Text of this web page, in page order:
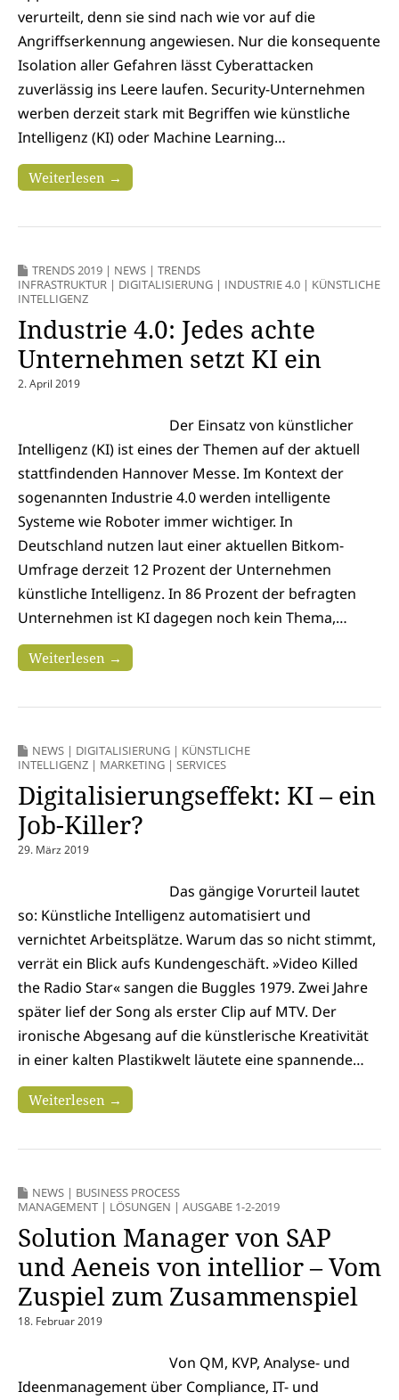
verurteilt, denn sie sind nach wie vor auf die
Angriffserkennung angewiesen. Nur die konsequente
Isolation aller Gefahren lässt Cyberattacken
zuverlässig ins Leere laufen. Security-Unternehmen
werben derzeit stark mit Begriffen wie künstliche
Intelligenz (KI) oder Machine Learning…
Weiterlesen →
TRENDS 2019 | NEWS | TRENDS
INFRASTRUKTUR | DIGITALISIERUNG | INDUSTRIE 4.0 | KÜNSTLICHE
INTELLIGENZ
Industrie 4.0: Jedes achte
Unternehmen setzt KI ein
2. April 2019
Der Einsatz von künstlicher
Intelligenz (KI) ist eines der Themen auf der aktuell
stattfindenden Hannover Messe. Im Kontext der
sogenannten Industrie 4.0 werden intelligente
Systeme wie Roboter immer wichtiger. In
Deutschland nutzen laut einer aktuellen Bitkom-
Umfrage derzeit 12 Prozent der Unternehmen
künstliche Intelligenz. In 86 Prozent der befragten
Unternehmen ist KI dagegen noch kein Thema,…
Weiterlesen →
NEWS | DIGITALISIERUNG | KÜNSTLICHE
INTELLIGENZ | MARKETING | SERVICES
Digitalisierungseffekt: KI – ein
Job-Killer?
29. März 2019
Das gängige Vorurteil lautet
so: Künstliche Intelligenz automatisiert und
vernichtet Arbeitsplätze. Warum das so nicht stimmt,
verrät ein Blick aufs Kundengeschäft. »Video Killed
the Radio Star« sangen die Buggles 1979. Zwei Jahre
später lief der Song als erster Clip auf MTV. Der
ironische Abgesang auf die künstlerische Kreativität
in einer kalten Plastikwelt läutete eine spannende…
Weiterlesen →
NEWS | BUSINESS PROCESS
MANAGEMENT | LÖSUNGEN | AUSGABE 1-2-2019
Solution Manager von SAP
und Aeneis von intellior – Vom
Zuspiel zum Zusammenspiel
18. Februar 2019
Von QM, KVP, Analyse- und
Ideenmanagement über Compliance, IT- und